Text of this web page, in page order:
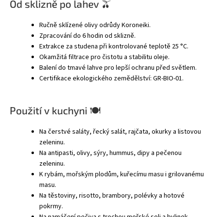
Od sklizně po lahev 🫒
Ručně sklízené olivy odrůdy Koroneiki.
Zpracování do 6 hodin od sklizně.
Extrakce za studena při kontrolované teplotě 25 °C.
Okamžitá filtrace pro čistotu a stabilitu oleje.
Balení do tmavé lahve pro lepší ochranu před světlem.
Certifikace ekologického zemědělství: GR-BIO-01.
Použití v kuchyni 🍽
Na čerstvé saláty, řecký salát, rajčata, okurky a listovou
zeleninu.
Na antipasti, olivy, sýry, hummus, dipy a pečenou
zeleninu.
K rybám, mořským plodům, kuřecímu masu i grilovanému
masu.
Na těstoviny, risotto, brambory, polévky a hotové
pokrmy.